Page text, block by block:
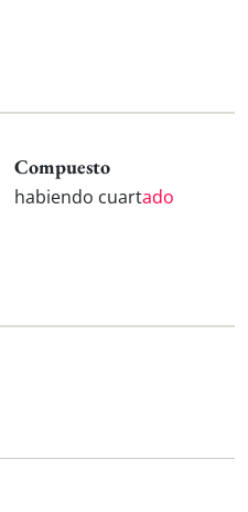
Compuesto
habiendo cuartado